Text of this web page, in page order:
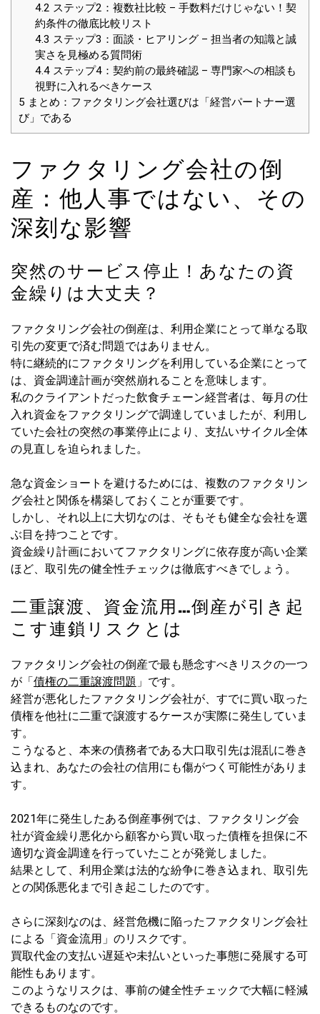
4.2 ステップ2：複数社比較 – 手数料だけじゃない！契
約条件の徹底比較リスト
4.3 ステップ3：面談・ヒアリング – 担当者の知識と誠
実さを見極める質問術
4.4ステップ4：契約前の最終確認 – 専門家への相談も
視野に入れるべきケース
5 まとめ：ファクタリング会社選びは「経営パートナー選
び」である
ファクタリング会社の倒
産：他人事ではない、その
深刻な影響
突然のサービス停止！あなたの資
金繰りは大丈夫？
ファクタリング会社の倒産は、利用企業にとって単なる取
引先の変更で済む問題ではありません。
特に継続的にファクタリングを利用している企業にとって
は、資金調達計画が突然崩れることを意味します。
私のクライアントだった飲食チェーン経営者は、毎月の仕
入れ資金をファクタリングで調達していましたが、利用し
ていた会社の突然の事業停止により、支払いサイクル全体
の見直しを迫られました。
急な資金ショートを避けるためには、複数のファクタリン
グ会社と関係を構築しておくことが重要です。
しかし、それ以上に大切なのは、そもそも健全な会社を選
ぶ目を持つことです。
資金繰り計画においてファクタリングに依存度が高い企業
ほど、取引先の健全性チェックは徹底すべきでしょう。
二重譲渡、資金流用…倒産が引き起
こす連鎖リスクとは
ファクタリング会社の倒産で最も懸念すべきリスクの一つ
が「債権の二重譲渡問題 」です。
経営が悪化したファクタリング会社が、すでに買い取った
債権を他社に二重で譲渡するケースが実際に発生していま
す。
こうなると、本来の債務者である大口取引先は混乱に巻き
込まれ、あなたの会社の信用にも傷がつく可能性がありま
す。
2021年に発生したある倒産事例では、ファクタリング会
社が資金繰り悪化から顧客から買い取った債権を担保に不
適切な資金調達を行っていたことが発覚しました。
結果として、利用企業は法的な紛争に巻き込まれ、取引先
との関係悪化まで引き起こしたのです。
さらに深刻なのは、経営危機に陥ったファクタリング会社
による「資金流用」のリスクです。
買取代金の支払い遅延や未払いといった事態に発展する可
能性もあります。
このようなリスクは、事前の健全性チェックで大幅に軽減
できるものなのです。